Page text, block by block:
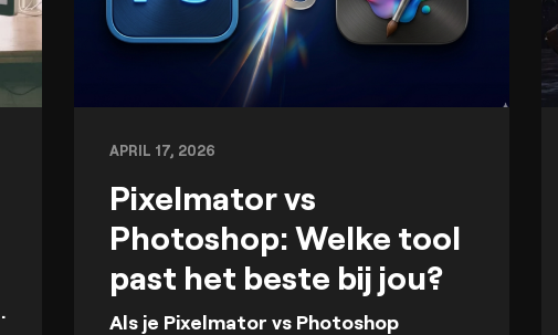
APRIL 17, 2026
Pixelmator vs
Photoshop: Welke tool
past het beste bij jou?
Als je Pixelmator vs Photoshop